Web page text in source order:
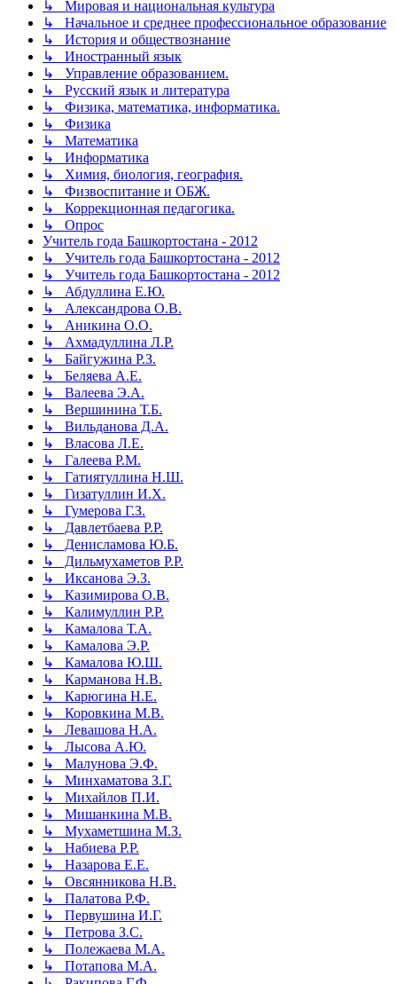
↳ Мировая и национальная культура
↳ Начальное и среднее профессиональное образование
↳ История и обществознание
↳ Иностранный язык
↳ Управление образованием.
↳ Русский язык и литература
↳ Физика, математика, информатика.
↳ Физика
↳ Математика
↳ Информатика
↳ Химия, биология, география.
↳ Физвоспитание и ОБЖ.
↳ Коррекционная педагогика.
↳ Опрос
Учитель года Башкортостана - 2012
↳ Учитель года Башкортостана - 2012
↳ Учитель года Башкортостана - 2012
↳ Абдуллина Е.Ю.
↳ Александрова О.В.
↳ Аникина О.О.
↳ Ахмадуллина Л.Р.
↳ Байгужина Р.З.
↳ Беляева А.Е.
↳ Валеева Э.А.
↳ Вершинина Т.Б.
↳ Вильданова Д.А.
↳ Власова Л.Е.
↳ Галеева Р.М.
↳ Гатиятуллина Н.Ш.
↳ Гизатуллин И.Х.
↳ Гумерова Г.З.
↳ Давлетбаева Р.Р.
↳ Денисламова Ю.Б.
↳ Дильмухаметов Р.Р.
↳ Иксанова Э.З.
↳ Казимирова О.В.
↳ Калимуллин Р.Р.
↳ Камалова Т.А.
↳ Камалова Э.Р.
↳ Камалова Ю.Ш.
↳ Карманова Н.В.
↳ Карюгина Н.Е.
↳ Коровкина М.В.
↳ Левашова Н.А.
↳ Лысова А.Ю.
↳ Малунова Э.Ф.
↳ Минхаматова З.Г.
↳ Михайлов П.И.
↳ Мишанкина М.В.
↳ Мухаметшина М.З.
↳ Набиева Р.Р.
↳ Назарова Е.Е.
↳ Овсянникова Н.В.
↳ Палатова Р.Ф.
↳ Первушина И.Г.
↳ Петрова З.С.
↳ Полежаева М.А.
↳ Потапова М.А.